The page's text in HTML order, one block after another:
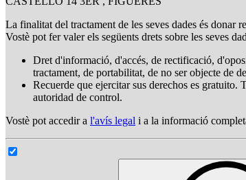
La finalitat del tractament de les seves dades és donar
Vostè pot fer valer els següents drets sobre les seves
Dret d'informació, d'accés, de rectificació,
tractament, de portabilitat, de no ser objecte de
Recuerde que ejercitar sus derechos es gratuito.
autoridad de control.
Vostè pot accedir a l'avís legal i a la informació